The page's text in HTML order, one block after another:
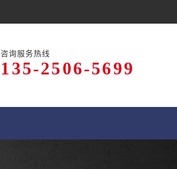
咨询服务热线
135-2506-5699